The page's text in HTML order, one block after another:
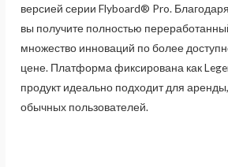
версией серии Flyboard® Pro.
вы получите полностью
множество инноваций по более
цене. Платформа фиксирована как
продукт идеально подходит для
обычных пользователей.